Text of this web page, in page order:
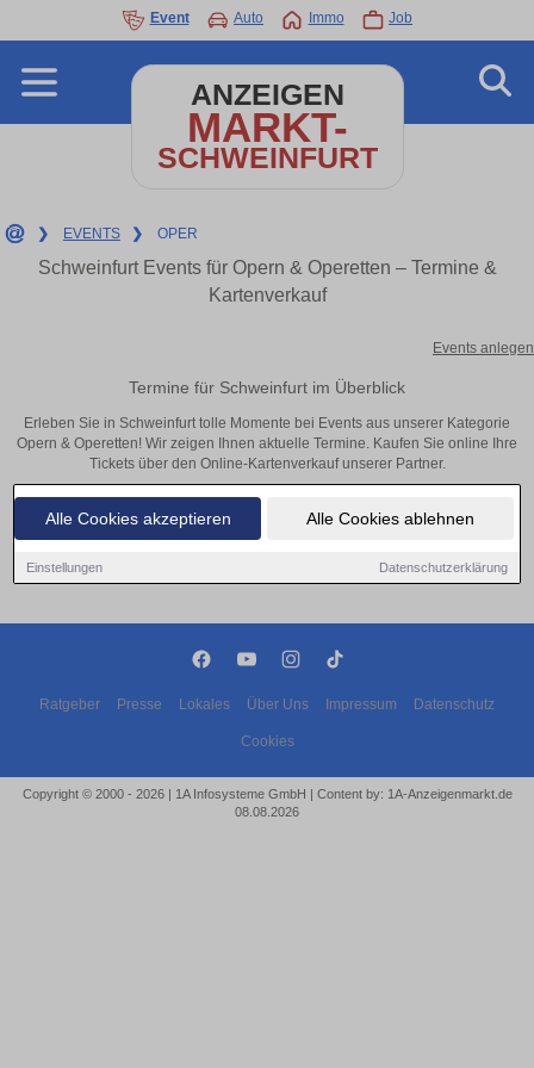
Alle Cookies akzeptieren Alle Cookies ablehnen
Einstellungen Datenschutzerklärung
Event Auto Immo Job
ANZEIGEN
MARKT-
SCHWEINFURT
❯ EVENTS ❯ OPER
Schweinfurt Events für Opern & Operetten – Termine &
Kartenverkauf
Events anlegen
Termine für Schweinfurt im Überblick
Erleben Sie in Schweinfurt tolle Momente bei Events aus unserer Kategorie
Opern & Operetten! Wir zeigen Ihnen aktuelle Termine. Kaufen Sie online Ihre
Tickets über den Online-Kartenverkauf unserer Partner.
Keine Eventanzeigen gefunden!
Ratgeber Presse Lokales Über Uns Impressum Datenschutz
Cookies
Copyright © 2000 - 2026 | 1A Infosysteme GmbH | Content by: 1A-Anzeigenmarkt.de
08.08.2026